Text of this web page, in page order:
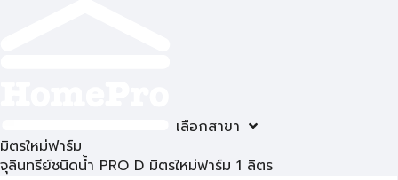
เลือกสาขา
มิตรใหม่ฟาร์ม
จุลินทรีย์ชนิดน้ำ PRO D มิตรใหม่ฟาร์ม 1 ลิตร